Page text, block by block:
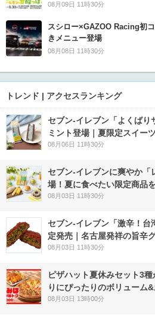
08月09日 11時30分
スシロー×GAZOO Racing初
きメニュー登場
08月08日 11時30分
トレンド | アクセスランキング
セブン‐イレブン「よくばり
ミント登場｜夏限定スイー
08月06日 11時30分
セブン‐イレブンに爽やか
場！夏に食べたい限定商品
08月03日 11時30分
セブン-イレブン「激辛！台
定発売｜名古屋発祥の旨辛
08月03日 11時30分
ピザハット夏休みセット3
りにぴったりのボリューム
08月03日 13時00分